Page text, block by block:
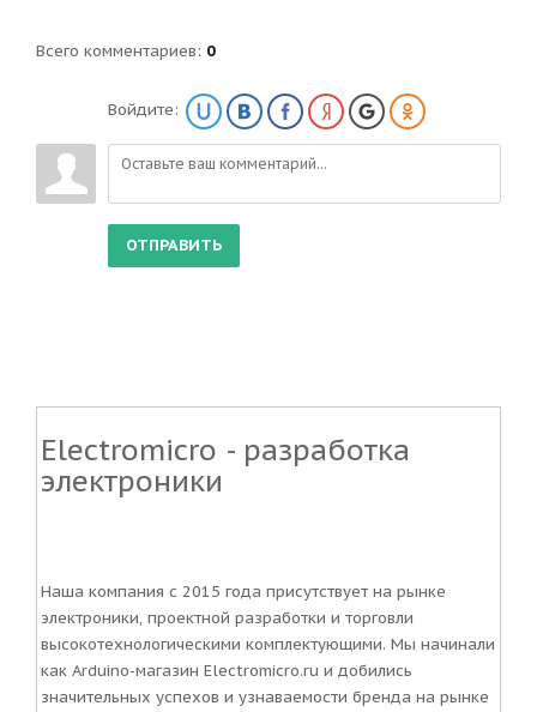
Всего комментариев: 0
Войдите:
ОТПРАВИТЬ
Electromicro - разработка
электроники
Наша компания с 2015 года присутствует на рынке
электроники, проектной разработки и торговли
высокотехнологическими комплектующими. Мы начинали
как Arduino-магазин Electromicro.ru и добились
значительных успехов и узнаваемости бренда на рынке